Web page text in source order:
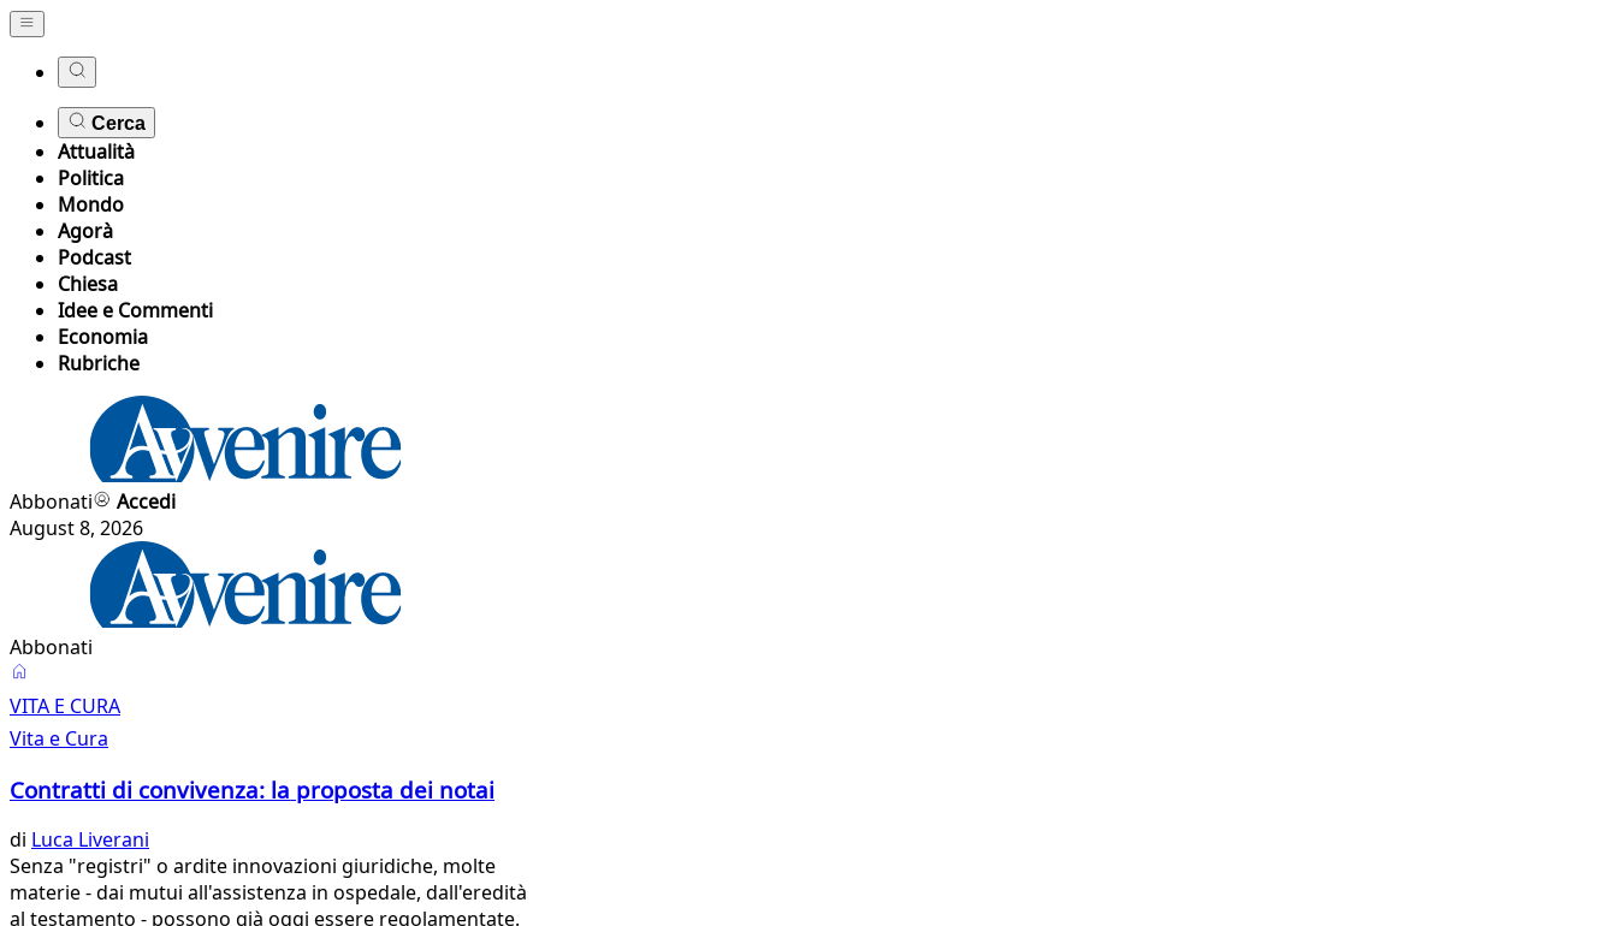
Cerca
Attualità
Politica
Mondo
Agorà
Podcast
Chiesa
Idee e Commenti
Economia
Rubriche
Abbonati
Accedi
August 8, 2026
Abbonati
Vita
e
Cura
VITA E CURA
Vita e Cura
Contratti di convivenza: la proposta dei notai
di Luca Liverani
​Senza "registri" o ardite innovazioni giuridiche, molte
materie - dai mutui all'assistenza in ospedale, dall'eredità
al testamento - possono già oggi essere regolamentate.